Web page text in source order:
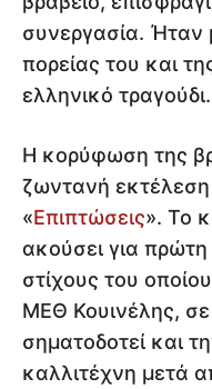
συνεργασία. Ήταν
πορείας του και
ελληνικό τραγούδι.
Η κορύφωση της
ζωντανή εκτέλεση
«Επιπτώσεις». Το
ακούσει για
στίχους του
ΜΕΘ Κουινέλης, σε
σηματοδοτεί και
καλλιτέχνη μετά